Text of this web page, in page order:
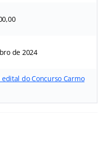
de 2024
do Concurso Carmo